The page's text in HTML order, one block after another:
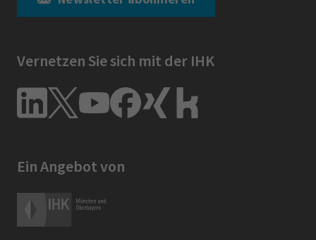
Vernetzen Sie sich mit der IHK
Ein Angebot von